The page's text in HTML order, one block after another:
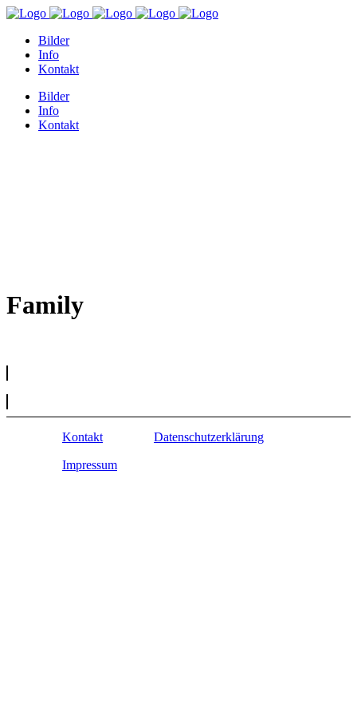
Bilder
Info
Kontakt
Bilder
Info
Kontakt
Family
Kontakt Datenschutzerklärung
Impressum